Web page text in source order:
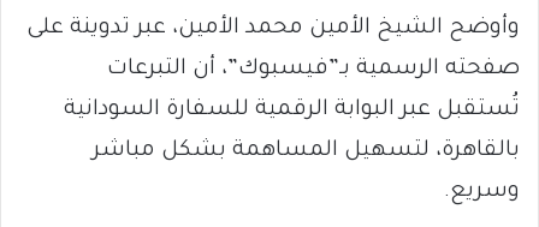
وأوضح الشيخ الأمين محمد الأمين، عبر تدوينة على
صفحته الرسمية بـ”فيسبوك”، أن التبرعات
تُستقبل عبر البوابة الرقمية للسفارة السودانية
بالقاهرة، لتسهيل المساهمة بشكل مباشر
وسريع.